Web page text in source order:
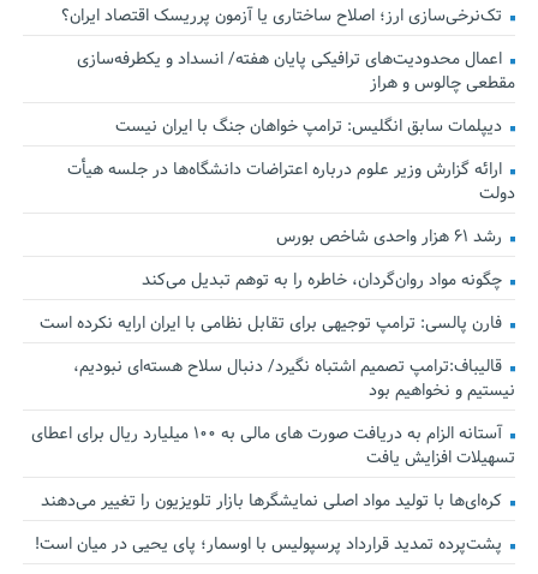
تک‌نرخی‌سازی ارز؛ اصلاح ساختاری یا آزمون پرریسک اقتصاد ایران؟
اعمال محدودیت‌های ترافیکی پایان هفته/ انسداد و یکطرفه‌سازی
مقطعی چالوس و هراز
دیپلمات سابق انگلیس:‌ ترامپ خواهان جنگ با ایران نیست
ارائه گزارش وزیر علوم درباره اعتراضات دانشگاه‌ها در جلسه هیأت
دولت
رشد ۶۱ هزار واحدی شاخص بورس
چگونه مواد روان‌گردان، خاطره را به توهم تبدیل می‌کند
فارن پالسی: ترامپ توجیهی برای تقابل نظامی با ایران ارایه نکرده است
قالیباف:ترامپ تصمیم اشتباه نگیرد/ دنبال سلاح هسته‌ای نبودیم،
نیستیم و نخواهیم بود
آستانه الزام به دریافت صورت های مالی به ۱۰۰ میلیارد ریال برای اعطای
تسهیلات افزایش یافت
کره‌ای‌ها با تولید مواد اصلی نمایشگرها بازار تلویزیون را تغییر می‌دهند
پشت‌پرده تمدید قرارداد پرسپولیس با اوسمار؛ پای یحیی در میان است!